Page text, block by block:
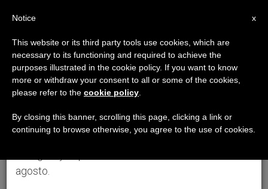
×
Aviso importante
Del 27 de julio al 7 de agosto haremos la pausa
anual, aprovechando que en el periodo de verano
se generan menos informaciones y también el
agosto.
x
Notice
This website or its third party tools use cookies, which are
necessary to its functioning and required to achieve the
purposes illustrated in the cookie policy. If you want to know
more or withdraw your consent to all or some of the cookies,
please refer to the cookie policy
By closing this banner, scrolling this page, clicking a link or
continuing to browse otherwise, you agree to the use of cookies.